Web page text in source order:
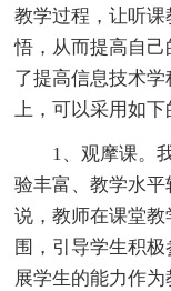
教学过程，让听
悟，从而提高自
了提高信息技术
上，可以采用如下
1、观摩课。我
验丰富、教学水
说，教师在课堂
围，引导学生积
展学生的能力作